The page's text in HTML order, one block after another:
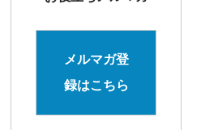
メルマガ登
録はこちら